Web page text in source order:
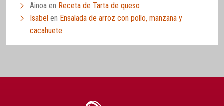
Ainoa en Receta de Tarta de queso
Isabel en Ensalada de arroz con pollo, manzana y
cacahuete